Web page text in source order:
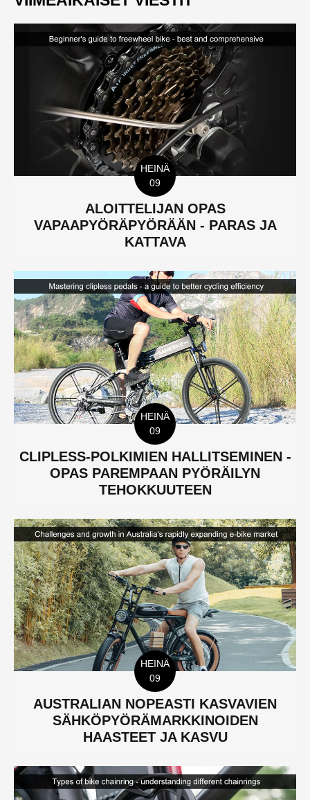
HEINÄ
09
ALOITTELIJAN OPAS
VAPAAPYÖRÄPYÖRÄÄN - PARAS JA
KATTAVA
HEINÄ
09
CLIPLESS-POLKIMIEN HALLITSEMINEN -
OPAS PAREMPAAN PYÖRÄILYN
TEHOKKUUTEEN
HEINÄ
09
AUSTRALIAN NOPEASTI KASVAVIEN
SÄHKÖPYÖRÄMARKKINOIDEN
HAASTEET JA KASVU